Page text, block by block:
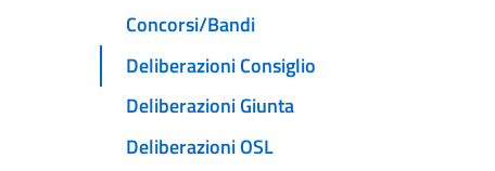
Concorsi/Bandi
Deliberazioni Consiglio
Deliberazioni Giunta
Deliberazioni OSL